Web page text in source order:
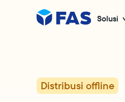
Solusi
Distribusi offline